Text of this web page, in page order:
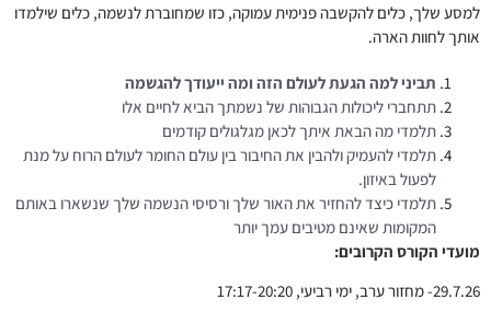
למסע שלך, כלים להקשבה פנימית עמוקה, כזו שמחוברת לנשמה, כלים שילמדו
אותך לחוות הארה.
תביני למה הגעת לעולם הזה ומה ייעודך להגשמה
תתחברי ליכולות הגבוהות של נשמתך הביא לחיים אלו
תלמדי מה הבאת איתך לכאן מגלגולים קודמים
תלמדי להעמיק ולהבין את החיבור בין עולם החומר לעולם הרוח על מנת
לפעול באיזון.
תלמדי כיצד להחזיר את האור שלך ורסיסי הנשמה שלך שנשארו באותם
המקומות שאינם מטיבים עמך יותר
מועדי הקורס הקרובים:
29.7.26- מחזור ערב, ימי רביעי, 17:17-20:20